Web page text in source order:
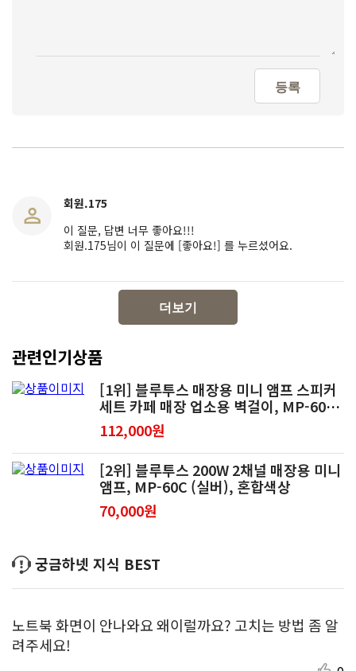
등록
회원.175
이 질문, 답변 너무 좋아요!!!
회원.175님이 이 질문에 [좋아요!] 를 누르셨어요.
더보기
관련인기상품
[1위] 블루투스 매장용 미니 앰프 스피커
세트 카페 매장 업소용 벽걸이, MP-60C
1개 + 4인치 스피커 2개(블랙)
112,000원
[2위] 블루투스 200W 2채널 매장용 미니
앰프, MP-60C (실버), 혼합색상
70,000원
궁금하넷 지식 BEST
노트북 화면이 안나와요 왜이럴까요? 고치는 방법 좀 알
려주세요!